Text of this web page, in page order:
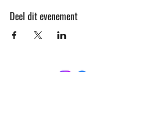
Deel dit evenement